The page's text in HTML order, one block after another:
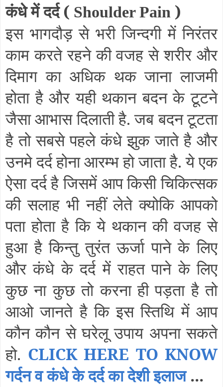
कंधे में दर्द ( Shoulder Pain )
इस भागदौड़ से भरी जिन्दगी में निरंतर
काम करते रहने की वजह से शरीर और
दिमाग का अधिक थक जाना लाजमी
होता है और यही थकान बदन के टूटने
जैसा आभास दिलाती है. जब बदन टूटता
है तो सबसे पहले कंधे झुक जाते है और
उनमे दर्द होना आरम्भ हो जाता है. ये एक
ऐसा दर्द है जिसमें आप किसी चिकित्सक
की सलाह भी नहीं लेते क्योकि आपको
पता होता है कि ये थकान की वजह से
हुआ है किन्तु तुरंत ऊर्जा पाने के लिए
और कंधे के दर्द में राहत पाने के लिए
कुछ ना कुछ तो करना ही पड़ता है तो
आओ जानते है कि इस स्तिथि में आप
कौन कौन से घरेलू उपाय अपना सकते
हो. CLICK HERE TO KNOW
गर्दन व कंधे के दर्द का देशी इलाज...